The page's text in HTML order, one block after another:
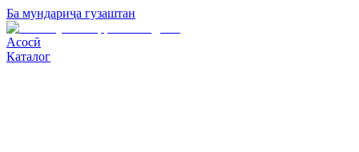
Ба мундариҷа гузаштан
Асосӣ
Каталог